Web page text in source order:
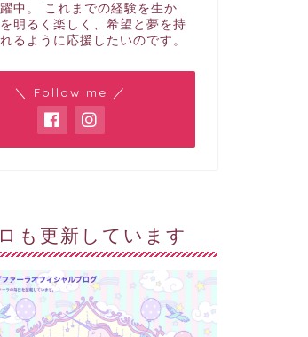
躍中。 これまでの経験を生か
明るく楽しく、希望と夢を持
るように応援したいのです。
＼ Follow me ／
ロも更新しています